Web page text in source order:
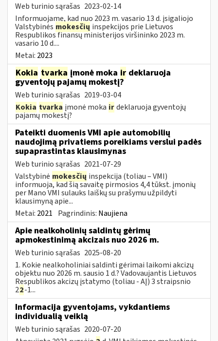
Web turinio sąrašas 2023-02-14
Informuojame, kad nuo 2023 m. vasario 13 d. įsigaliojo
Valstybinės mokesčių inspekcijos prie Lietuvos
Respublikos finansų ministerijos viršininko 2023 m.
vasario 10 d....
Metai: 2023
Kokia tvarka įmonė moka ir deklaruoja
gyventojų pajamų mokestį?
Web turinio sąrašas 2019-03-04
Kokia tvarka įmonė moka irdeklaruoja gyventojų
pajamų mokestį?
Pateikti duomenis VMI apie automobilių
naudojimą privatiems poreikiams verslui padės
supaprastintas klausimynas
Web turinio sąrašas 2021-07-29
Valstybinė mokesčių inspekcija (toliau – VMI)
informuoja, kad šią savaitę pirmosios 4,4 tūkst. įmonių
per Mano VMI sulauks laiškų su prašymu užpildyti
klausimyną apie...
Metai: 2021 Pagrindinis: Naujiena
Apie nealkoholinių saldintų gėrimų
apmokestinimą akcizais nuo 2026 m.
Web turinio sąrašas 2025-08-20
1. Kokie nealkoholiniai saldinti gėrimai laikomi akcizų
objektu nuo 2026 m. sausio 1 d.? Vadovaujantis Lietuvos
Respublikos akcizų įstatymo (toliau - AĮ) 3 straipsnio
22-1...
Informacija gyventojams, vykdantiems
individualią veiklą
Web turinio sąrašas 2020-07-20